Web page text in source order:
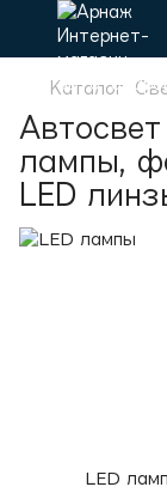
Каталог
лампы,
LED
LED